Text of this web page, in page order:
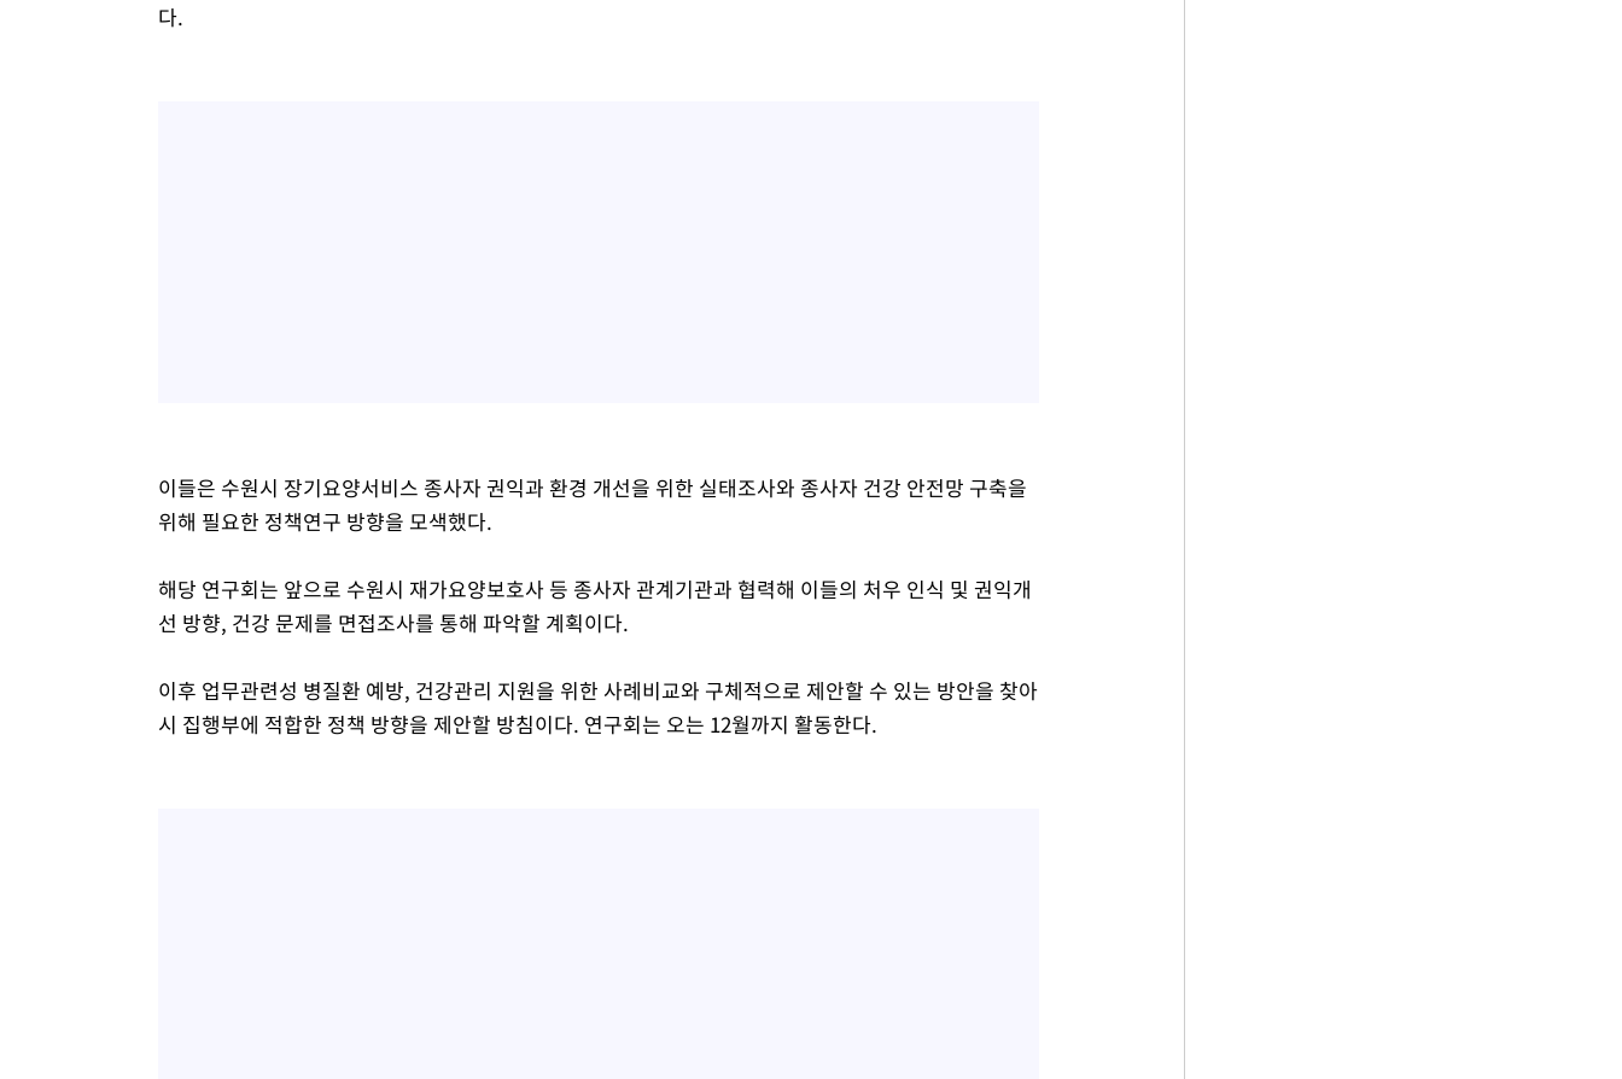
다.
이들은 수원시 장기요양서비스 종사자 권익과 환경 개선을 위한 실태조사와 종사자 건강 안전망 구축을
위해 필요한 정책연구 방향을 모색했다.
해당 연구회는 앞으로 수원시 재가요양보호사 등 종사자 관계기관과 협력해 이들의 처우 인식 및 권익개
선 방향, 건강 문제를 면접조사를 통해 파악할 계획이다.
이후 업무관련성 병질환 예방, 건강관리 지원을 위한 사례비교와 구체적으로 제안할 수 있는 방안을 찾아
시 집행부에 적합한 정책 방향을 제안할 방침이다. 연구회는 오는 12월까지 활동한다.